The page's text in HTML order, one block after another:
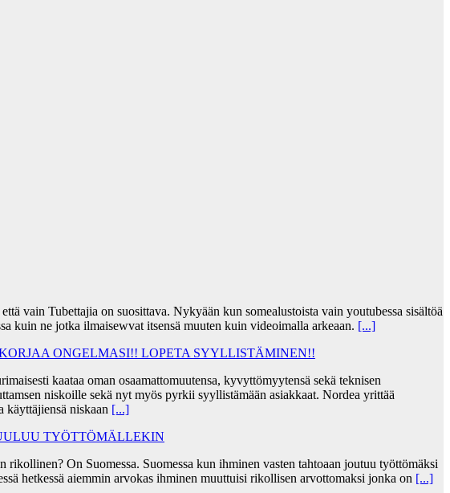
vain Tubettajia on suosittava. Nykyään kun somealustoista vain youtubessa sisältöä
kuin ne jotka ilmaisewvat itsensä muuten kuin videoimalla arkeaan. [...]
ONGELMASI!! LOPETA SYYLLISTÄMINEN!!
kaataa oman osaamattomuutensa, kyvyttömyytensä sekä teknisen
niskoille sekä nyt myös pyrkii syyllistämään asiakkaat. Nordea yrittää
käyttäjiensä niskaan [...]
TYÖTTÖMÄLLEKIN
On Suomessa. Suomessa kun ihminen vasten tahtoaan joutuu työttömäksi
hetkessä aiemmin arvokas ihminen muuttuisi rikollisen arvottomaksi jonka on [...]